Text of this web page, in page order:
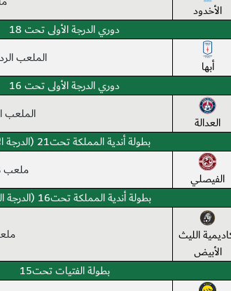
الأخدود
دوري الدرجة الأولى تحت 18
أبها
الملعب
دوري الدرجة الأولى تحت 16
العدالة
الملعب
بطولة أندية المملكة تحت21 (الدرجة الأولى)
الفيصلي
ملعب
بطولة أندية المملكة تحت16 (الدرجة الثانية)
الليث
الأبيض
بطولة الفتيات تحت15